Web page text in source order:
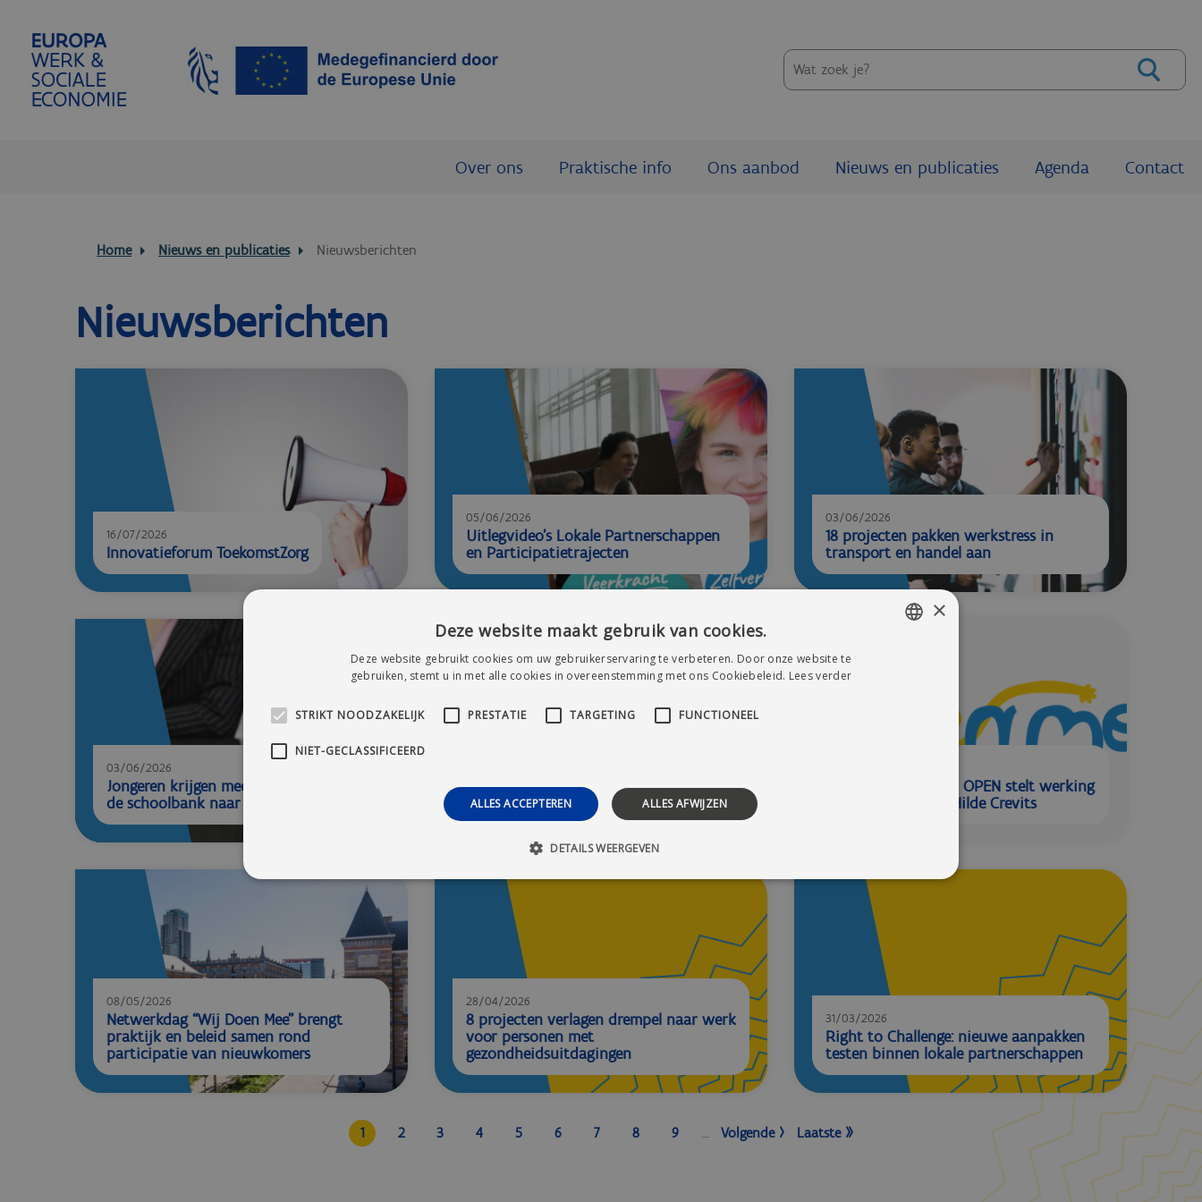
Zoeken
Over ons Praktische info Ons aanbod Nieuws en publicaties Agenda Contact
Home Nieuws en publicaties Nieuwsberichten
Nieuwsberichten
16/07/2026
Innovatieforum ToekomstZorg
05/06/2026
Uitlegvideo’s Lokale Partnerschappen
en Participatietrajecten
03/06/2026
18 projecten pakken werkstress in
transport en handel aan
03/06/2026
Jongeren krijgen meer begeleiding van
de schoolbank naar de werkvloer
3 dagen lang straffe Vlaams-Europese
projecten op Radio 2
Organisatienetwerk OPEN stelt werking
voor aan minister Hilde Crevits
08/05/2026
Netwerkdag “Wij Doen Mee” brengt
praktijk en beleid samen rond
participatie van nieuwkomers
28/04/2026
8 projecten verlagen drempel naar werk
voor personen met
gezondheidsuitdagingen
31/03/2026
Right to Challenge: nieuwe aanpakken
testen binnen lokale partnerschappen
1 2 3 4 5 6 7 8 9 … Volgende › Laatste »
×
Deze website maakt gebruik van cookies.
Deze website gebruikt cookies om uw gebruikerservaring te verbeteren. Door onze website te
gebruiken, stemt u in met alle cookies in overeenstemming met ons Cookiebeleid. Lees verder
STRIKT NOODZAKELIJK PRESTATIE TARGETING FUNCTIONEEL
NIET-GECLASSIFICEERD
ALLES ACCEPTEREN ALLES AFWIJZEN
DETAILS WEERGEVEN